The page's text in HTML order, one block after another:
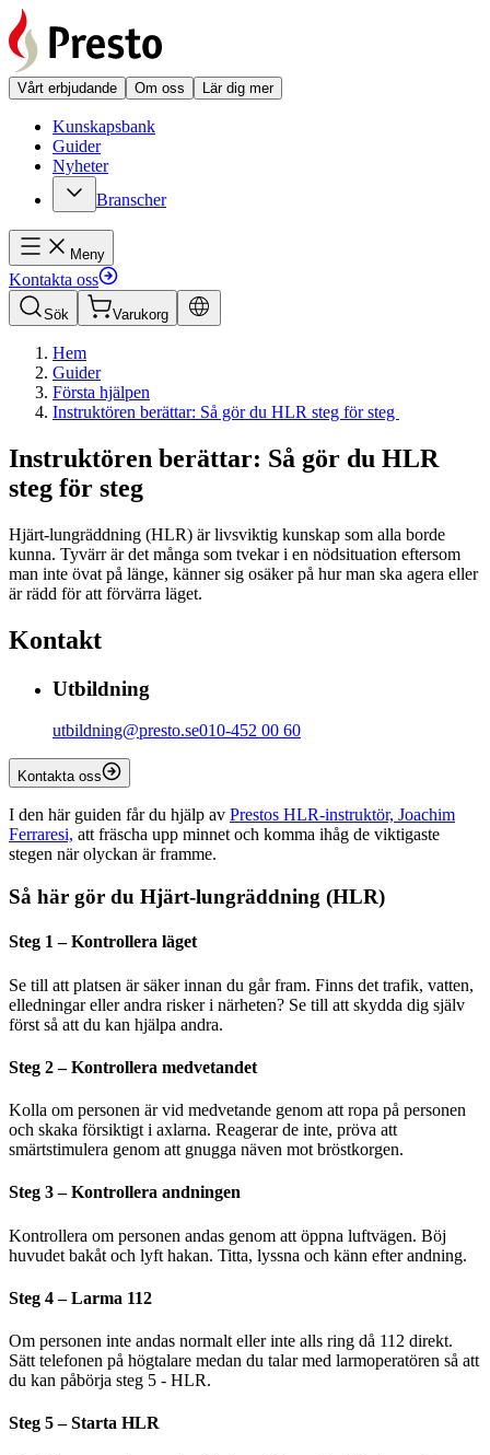
Vårt erbjudande Om oss Lär dig mer
Kunskapsbank
Guider
Nyheter
Branscher
Meny
Kontakta oss
Sök Varukorg
Hem
Guider
Första hjälpen
Instruktören berättar: Så gör du HLR steg för steg
Instruktören berättar: Så gör du HLR
steg för steg
Hjärt-lungräddning (HLR) är livsviktig kunskap som alla borde
kunna. Tyvärr är det många som tvekar i en nödsituation eftersom
man inte övat på länge, känner sig osäker på hur man ska agera eller
är rädd för att förvärra läget.
Kontakt
Utbildning
utbildning@presto.se010-452 00 60
Kontakta oss
I den här guiden får du hjälp av Prestos HLR-instruktör, Joachim
Ferraresi, att fräscha upp minnet och komma ihåg de viktigaste
stegen när olyckan är framme.
Så här gör du Hjärt-lungräddning (HLR)
Steg 1 – Kontrollera läget
Se till att platsen är säker innan du går fram. Finns det trafik, vatten,
elledningar eller andra risker i närheten? Se till att skydda dig själv
först så att du kan hjälpa andra.
Steg 2 – Kontrollera medvetandet
Kolla om personen är vid medvetande genom att ropa på personen
och skaka försiktigt i axlarna. Reagerar de inte, pröva att
smärtstimulera genom att gnugga näven mot bröstkorgen.
Steg 3 – Kontrollera andningen
Kontrollera om personen andas genom att öppna luftvägen. Böj
huvudet bakåt och lyft hakan. Titta, lyssna och känn efter andning.
Steg 4 – Larma 112
Om personen inte andas normalt eller inte alls ring då 112 direkt.
Sätt telefonen på högtalare medan du talar med larmoperatören så att
du kan påbörja steg 5 - HLR.
Steg 5 – Starta HLR